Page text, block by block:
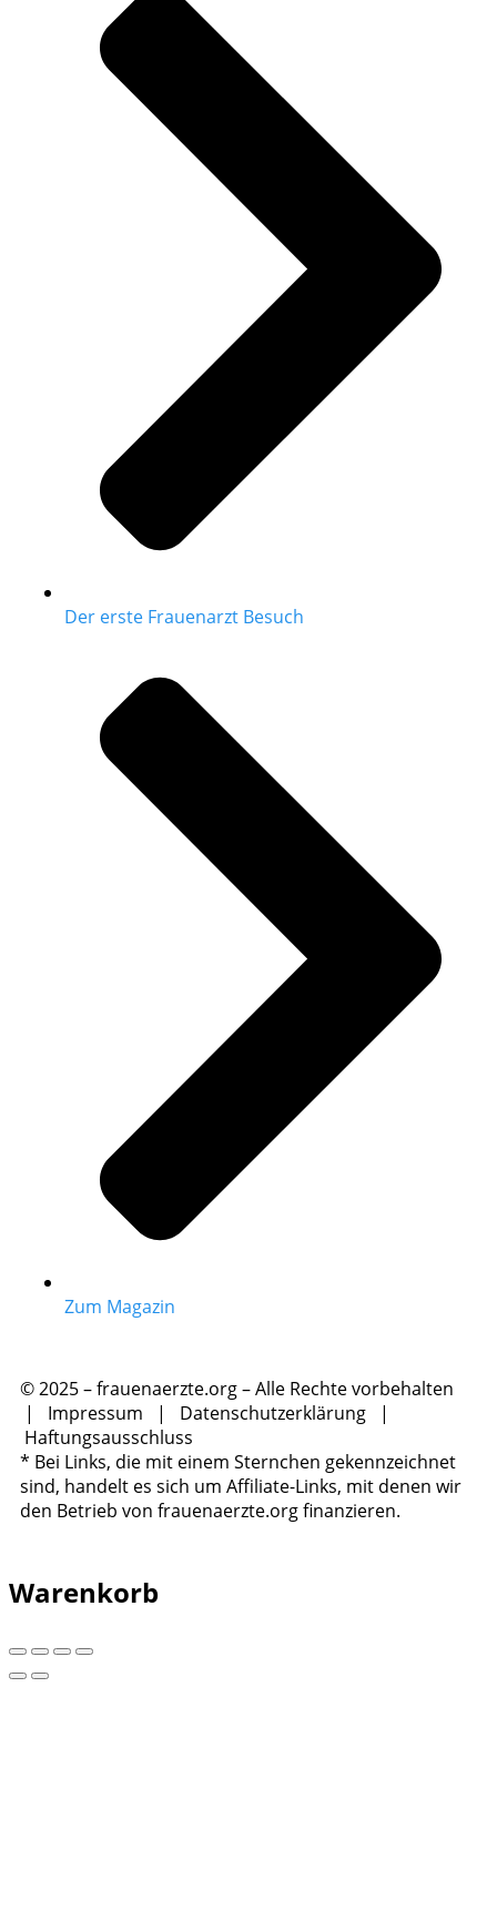
Der erste Frauenarzt Besuch
Zum Magazin
© 2025 – frauenaerzte.org – Alle Rechte vorbehalten
| Impressum | Datenschutzerklärung |
Haftungsausschluss
* Bei Links, die mit einem Sternchen gekennzeichnet
sind, handelt es sich um Affiliate-Links, mit denen wir
den Betrieb von frauenaerzte.org finanzieren.
Warenkorb